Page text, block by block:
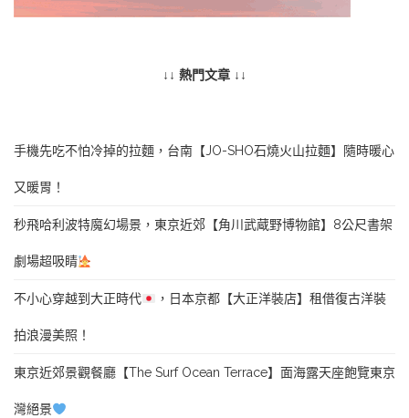
↓↓ 熱門文章 ↓↓
手機先吃不怕冷掉的拉麵，台南【JO-SHO石燒火山拉麵】隨時暖心
又暖胃！
秒飛哈利波特魔幻場景，東京近郊【角川武蔵野博物館】8公尺書架
劇場超吸睛
不小心穿越到大正時代 ，日本京都【大正洋裝店】租借復古洋裝
拍浪漫美照！
東京近郊景觀餐廳【The Surf Ocean Terrace】面海露天座飽覽東京
灣絕景